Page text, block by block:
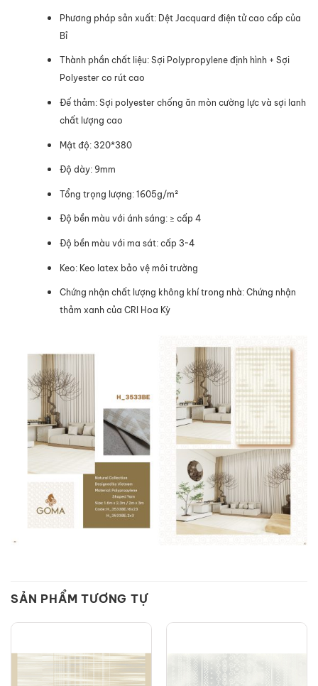
Phương pháp sản xuất: Dệt Jacquard điện tử cao cấp của
Bỉ
Thành phần chất liệu: Sợi Polypropylene định hình + Sợi
Polyester co rút cao
Đế thảm: Sợi polyester chống ăn mòn cường lực và sợi lanh
chất lượng cao
Mật độ: 320*380
Độ dày: 9mm
Tổng trọng lượng: 1605g/m²
Độ bền màu với ánh sáng: ≥ cấp 4
Độ bền màu với ma sát: cấp 3~4
Keo: Keo latex bảo vệ môi trường
Chứng nhận chất lượng không khí trong nhà: Chứng nhận
thảm xanh của CRI Hoa Kỳ
SẢN PHẨM TƯƠNG TỰ